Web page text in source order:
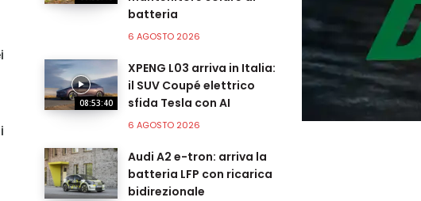
batteria
6 AGOSTO 2026
08:53:40
XPENG L03 arriva in Italia:
il SUV Coupé elettrico
sfida Tesla con AI
6 AGOSTO 2026
Audi A2 e-tron: arriva la
batteria LFP con ricarica
bidirezionale